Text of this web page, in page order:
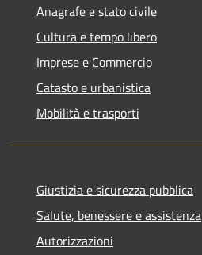
Anagrafe e stato civile
Cultura e tempo libero
Imprese e Commercio
Catasto e urbanistica
Mobilità e trasporti
Giustizia e sicurezza pubblica
Salute, benessere e assistenza
Autorizzazioni